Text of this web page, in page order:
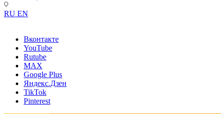
RU EN
Вконтакте
YouTube
Rutube
MAX
Google Plus
Яндекс.Дзен
TikTok
Pinterest